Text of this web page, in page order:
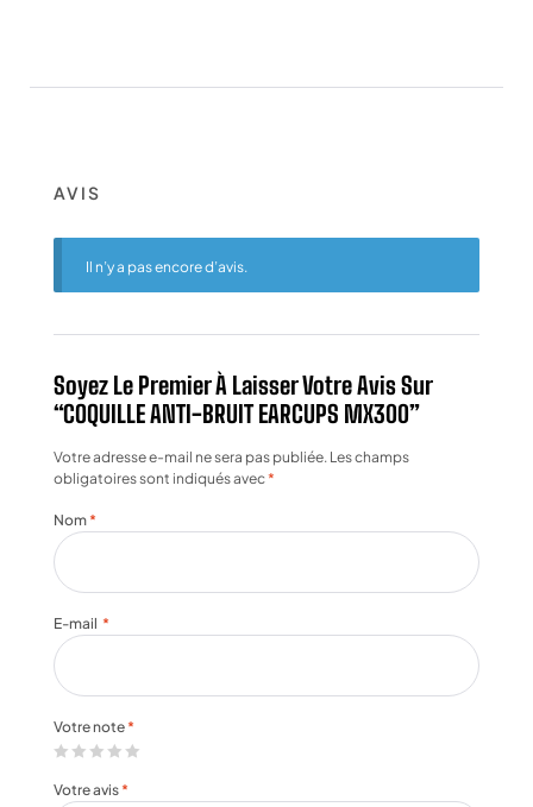
AVIS
Il n’y a pas encore d’avis.
Soyez Le Premier À Laisser Votre Avis Sur
“COQUILLE ANTI-BRUIT EARCUPS MX300”
Votre adresse e-mail ne sera pas publiée. Les champs
obligatoires sont indiqués avec*
Votre note *
Votre avis *
Nom *
E-mail *